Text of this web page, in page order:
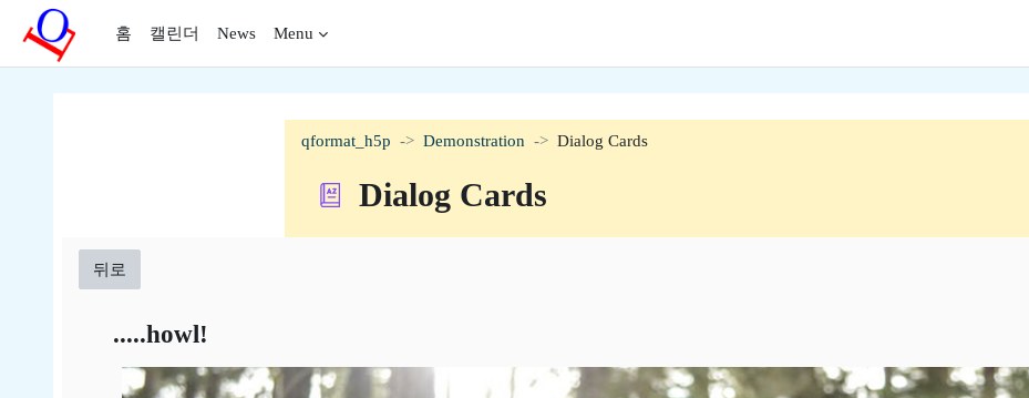
메인 콘텐츠로 건너뛰기
홈
캘린더 News Menu
qformat_h5p Demonstration Dialog Cards
Dialog Cards
뒤로
.....howl!